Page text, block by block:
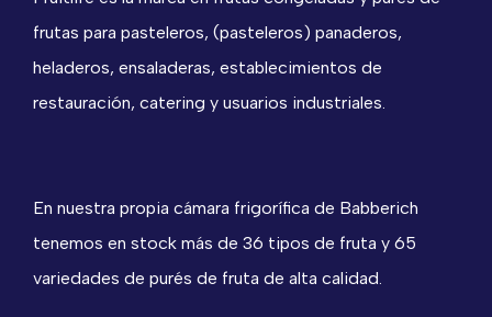
frutas para pasteleros, (pasteleros) panaderos,
heladeros, ensaladeras, establecimientos de
restauración, catering y usuarios industriales.
En nuestra propia cámara frigorífica de Babberich
tenemos en stock más de 36 tipos de fruta y 65
variedades de purés de fruta de alta calidad.